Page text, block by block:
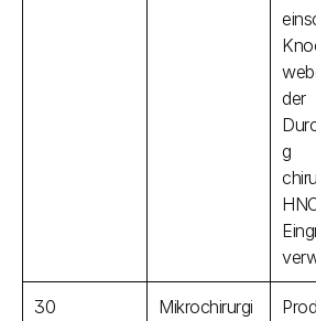
der
g
30
Mikrochirurgi